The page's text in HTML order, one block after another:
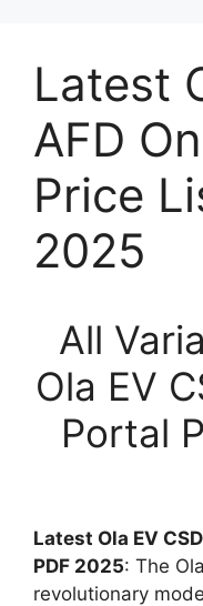
Latest
AFD
Price
2025
All
Ola EV
Portal
Latest Ola EV
PDF 2025: The
revolutionary